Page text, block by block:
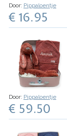
Door: Pippaloentje
€ 16.95
Door: Pippaloentje
€ 59.50